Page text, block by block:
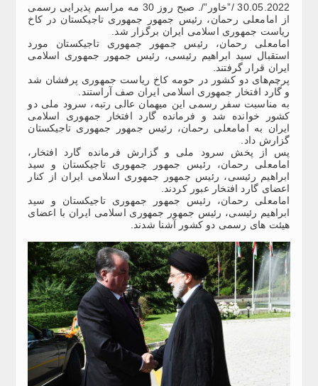
30.05.2022 /”خاور”/. صبح روز 30 مه مراسم پذیرایی رسمی
از امامعلی رحمان، رئیس جمهور جمهوری تاجیکستان در کاخ
ریاست جمهوری اسلامی ایران برگزار شد.
امامعلی رحمان، رئیس جمهور جمهوری تاجیکستان مورد
استقبال سید ابراهیم رئیسی، رئیس جمهور جمهوری اسلامی
ایران قرار گرفتند.
پرچم‌های دو کشور در حومه کاخ ریاست جمهوری پرفشان شد
و گارد افتخار جمهوری اسلامی ایران صف آراستند.
به مناسبت سفر رسمی این میهمان عالی رتبه، سرود ملی دو
کشور خوانده شد و فرمانده گارد افتخار جمهوری اسلامی
ایران به امامعلی رحمان، رئیس جمهور جمهوری تاجیکستان
گزارش داد.
پس از پخش سرود ملی و گزارش فرمانده گارد افتخار،
امامعلی رحمان، رئیس جمهور جمهوری تاجیکستان و سید
ابراهیم رئیسی، رئیس جمهور جمهوری اسلامی ایران از کنار
اعضای گارد افتخار عبور کردند.
امامعلی رحمان، رئیس جمهور جمهوری تاجیکستان و سید
ابراهیم رئیسی، رئیس جمهور جمهوری اسلامی ایران با اعضای
هیئت های رسمی دو کشور آشنا شدند.